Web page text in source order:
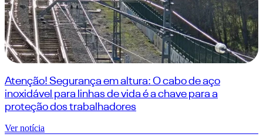
Atenção! Segurança em altura: O cabo de aço
inoxidável para linhas de vida é a chave para a
proteção dos trabalhadores
Ver notícia